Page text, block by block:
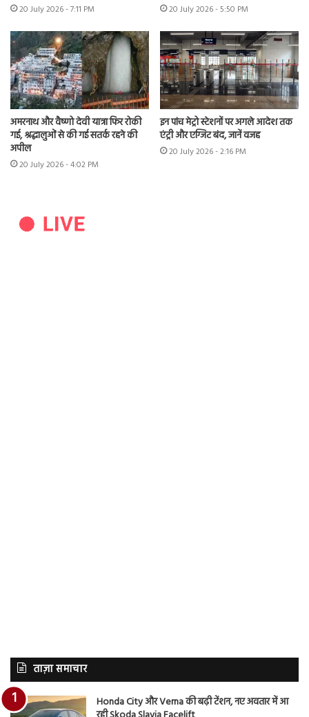
20 July 2026 - 7:11 PM 20 July 2026 - 5:50 PM
अमरनाथ और वैष्णो देवी यात्रा फिर रोकी
गई, श्रद्धालुओं से की गई सतर्क रहने की
अपील
20 July 2026 - 4:02 PM
इन पांच मेट्रो स्टेशनों पर अगले आदेश तक
एंट्री और एग्जिट बंद, जानें वजह
20 July 2026 - 2:16 PM
ताज़ा समाचार
Honda City और Verna की बढ़ी टेंशन, नए अवतार में आ